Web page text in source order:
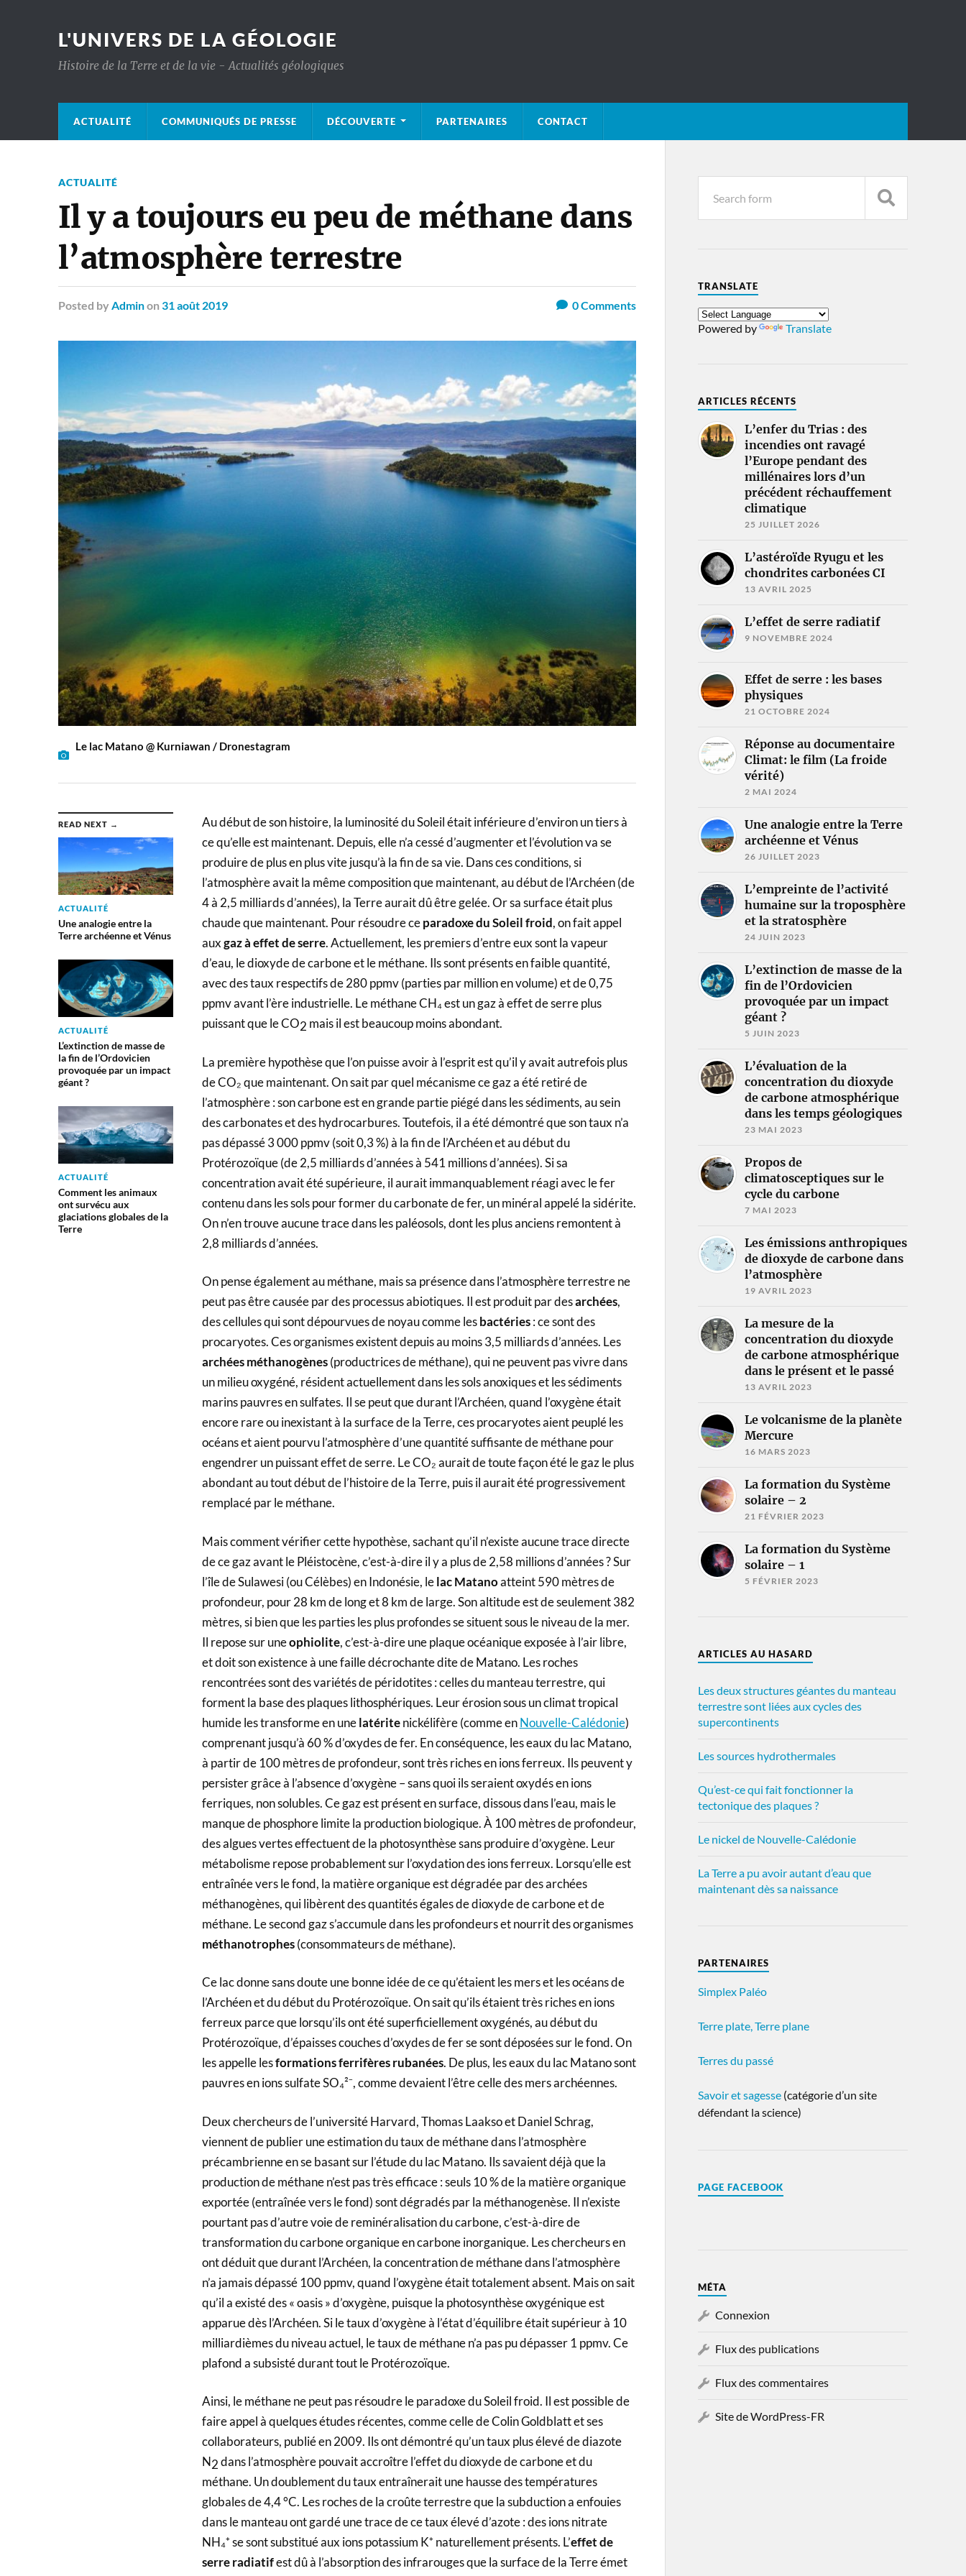
L'UNIVERS DE LA GÉOLOGIE
Histoire de la Terre et de la vie - Actualités géologiques
ACTUALITÉ COMMUNIQUÉS DE PRESSE DÉCOUVERTE PARTENAIRES CONTACT
ACTUALITÉ
Il y a toujours eu peu de méthane dans
l’atmosphère terrestre
Posted by Adminon 31 août 2019 0Comments
Le lac Matano @ Kurniawan / Dronestagram
READ NEXT →
ACTUALITÉ
Une analogie entre la
Terre archéenne et Vénus
ACTUALITÉ
L’extinction de masse de
la fin de l’Ordovicien
provoquée par un impact
géant ?
ACTUALITÉ
Comment les animaux
ont survécu aux
glaciations globales de la
Terre
Au début de son histoire, la luminosité du Soleil était inférieure d’environ un tiers à
ce qu’elle est maintenant. Depuis, elle n’a cessé d’augmenter et l’évolution va se
produire de plus en plus vite jusqu’à la fin de sa vie. Dans ces conditions, si
l’atmosphère avait la même composition que maintenant, au début de l’Archéen (de
4 à 2,5 milliards d’années), la Terre aurait dû être gelée. Or sa surface était plus
chaude que maintenant. Pour résoudre ceparadoxe du Soleil froid, on fait appel
auxgaz à effet de serre. Actuellement, les premiers d’entre eux sont la vapeur
d’eau, le dioxyde de carbone et le méthane. Ils sont présents en faible quantité,
avec des taux respectifs de 280 ppmv (parties par million en volume) et de 0,75
ppmv avant l’ère industrielle. Le méthane CH₄ est un gaz à effet de serre plus
puissant que le CO2 mais il est beaucoup moins abondant.
La première hypothèse que l’on puisse avoir à l’esprit est qu’il y avait autrefois plus
de CO₂ que maintenant. On sait par quel mécanisme ce gaz a été retiré de
l’atmosphère : son carbone est en grande partie piégé dans les sédiments, au sein
des carbonates et des hydrocarbures. Toutefois, il a été démontré que son taux n’a
pas dépassé 3 000 ppmv (soit 0,3 %) à la fin de l’Archéen et au début du
Protérozoïque (de 2,5 milliards d’années à 541 millions d’années). Si sa
concentration avait été supérieure, il aurait immanquablement réagi avec le fer
contenu dans les sols pour former du carbonate de fer, un minéral appelé la sidérite.
On n’en trouve aucune trace dans les paléosols, dont les plus anciens remontent à
2,8 milliards d’années.
On pense également au méthane, mais sa présence dans l’atmosphère terrestre ne
peut pas être causée par des processus abiotiques. Il est produit par desarchées,
des cellules qui sont dépourvues de noyau comme lesbactéries: ce sont des
procaryotes. Ces organismes existent depuis au moins 3,5 milliards d’années. Les
archées méthanogènes(productrices de méthane), qui ne peuvent pas vivre dans
un milieu oxygéné, résident actuellement dans les sols anoxiques et les sédiments
marins pauvres en sulfates. Il se peut que durant l’Archéen, quand l’oxygène était
encore rare ou inexistant à la surface de la Terre, ces procaryotes aient peuplé les
océans et aient pourvu l’atmosphère d’une quantité suffisante de méthane pour
engendrer un puissant effet de serre. Le CO₂ aurait de toute façon été le gaz le plus
abondant au tout début de l’histoire de la Terre, puis il aurait été progressivement
remplacé par le méthane.
Mais comment vérifier cette hypothèse, sachant qu’il n’existe aucune trace directe
de ce gaz avant le Pléistocène, c’est-à-dire il y a plus de 2,58 millions d’années ? Sur
l’île de Sulawesi (ou Célèbes) en Indonésie, lelac Matanoatteint 590 mètres de
profondeur, pour 28 km de long et 8 km de large. Son altitude est de seulement 382
mètres, si bien que les parties les plus profondes se situent sous le niveau de la mer.
Il repose sur uneophiolite, c’est-à-dire une plaque océanique exposée à l’air libre,
et doit son existence à une faille décrochante dite de Matano. Les roches
rencontrées sont des variétés de péridotites : celles du manteau terrestre, qui
forment la base des plaques lithosphériques. Leur érosion sous un climat tropical
humide les transforme en unelatéritenickélifère (comme enNouvelle-Calédonie)
comprenant jusqu’à 60 % d’oxydes de fer. En conséquence, les eaux du lac Matano,
à partir de 100 mètres de profondeur, sont très riches en ions ferreux. Ils peuvent y
persister grâce à l’absence d’oxygène – sans quoi ils seraient oxydés en ions
ferriques, non solubles. Ce gaz est présent en surface, dissous dans l’eau, mais le
manque de phosphore limite la production biologique. À 100 mètres de profondeur,
des algues vertes effectuent de la photosynthèse sans produire d’oxygène. Leur
métabolisme repose probablement sur l’oxydation des ions ferreux. Lorsqu’elle est
entraînée vers le fond, la matière organique est dégradée par des archées
méthanogènes, qui libèrent des quantités égales de dioxyde de carbone et de
méthane. Le second gaz s’accumule dans les profondeurs et nourrit des organismes
méthanotrophes(consommateurs de méthane).
Ce lac donne sans doute une bonne idée de ce qu’étaient les mers et les océans de
l’Archéen et du début du Protérozoïque. On sait qu’ils étaient très riches en ions
ferreux parce que lorsqu’ils ont été superficiellement oxygénés, au début du
Protérozoïque, d’épaisses couches d’oxydes de fer se sont déposées sur le fond. On
les appelle lesformations ferrifères rubanées. De plus, les eaux du lac Matano sont
pauvres en ions sulfate SO₄²⁻, comme devaient l’être celle des mers archéennes.
Deux chercheurs de l’université Harvard, Thomas Laakso et Daniel Schrag,
viennent de publier une estimation du taux de méthane dans l’atmosphère
précambrienne en se basant sur l’étude du lac Matano. Ils savaient déjà que la
production de méthane n’est pas très efficace : seuls 10 % de la matière organique
exportée (entraînée vers le fond) sont dégradés par la méthanogenèse. Il n’existe
pourtant pas d’autre voie de reminéralisation du carbone, c’est-à-dire de
transformation du carbone organique en carbone inorganique. Les chercheurs en
ont déduit que durant l’Archéen, la concentration de méthane dans l’atmosphère
n’a jamais dépassé 100 ppmv, quand l’oxygène était totalement absent. Mais on sait
qu’il a existé des « oasis » d’oxygène, puisque la photosynthèse oxygénique est
apparue dès l’Archéen. Si le taux d’oxygène à l’état d’équilibre était supérieur à 10
milliardièmes du niveau actuel, le taux de méthane n’a pas pu dépasser 1 ppmv. Ce
plafond a subsisté durant tout le Protérozoïque.
Ainsi, le méthane ne peut pas résoudre le paradoxe du Soleil froid. Il est possible de
faire appel à quelques études récentes, comme celle de Colin Goldblatt et ses
collaborateurs, publié en 2009. Ils ont démontré qu’un taux plus élevé de diazote
N2dans l’atmosphère pouvait accroître l’effet du dioxyde de carbone et du
méthane. Un doublement du taux entraînerait une hausse des températures
globales de 4,4 °C. Les roches de la croûte terrestre que la subduction a enfouies
dans le manteau ont gardé une trace de ce taux élevé d’azote : des ions nitrate
NH₄⁺ se sont substitué aux ions potassium K⁺ naturellement présents. L’effet de
serre radiatifest dû à l’absorption des infrarouges que la surface de la Terre émet
TRANSLATE
Powered by Translate
ARTICLES RÉCENTS
L’enfer du Trias : des
incendies ont ravagé
l’Europe pendant des
millénaires lors d’un
précédent réchauffement
climatique
25 JUILLET 2026
L’astéroïde Ryugu et les
chondrites carbonées CI
13 AVRIL 2025
L’effet de serre radiatif
9 NOVEMBRE 2024
Effet de serre : les bases
physiques
21 OCTOBRE 2024
Réponse au documentaire
Climat: le film (La froide
vérité)
2 MAI 2024
Une analogie entre la Terre
archéenne et Vénus
26 JUILLET 2023
L’empreinte de l’activité
humaine sur la troposphère
et la stratosphère
24 JUIN 2023
L’extinction de masse de la
fin de l’Ordovicien
provoquée par un impact
géant ?
5 JUIN 2023
L’évaluation de la
concentration du dioxyde
de carbone atmosphérique
dans les temps géologiques
23 MAI 2023
Propos de
climatosceptiques sur le
cycle du carbone
7 MAI 2023
Les émissions anthropiques
de dioxyde de carbone dans
l’atmosphère
19 AVRIL 2023
La mesure de la
concentration du dioxyde
de carbone atmosphérique
dans le présent et le passé
13 AVRIL 2023
Le volcanisme de la planète
Mercure
16 MARS 2023
La formation du Système
solaire – 2
21 FÉVRIER 2023
La formation du Système
solaire – 1
5 FÉVRIER 2023
ARTICLES AU HASARD
Les deux structures géantes du manteau
terrestre sont liées aux cycles des
supercontinents
Les sources hydrothermales
Qu’est-ce qui fait fonctionner la
tectonique des plaques ?
Le nickel de Nouvelle-Calédonie
La Terre a pu avoir autant d’eau que
maintenant dès sa naissance
PARTENAIRES
Simplex Paléo
Terre plate, Terre plane
Terres du passé
Savoir et sagesse(catégorie d’un site
défendant la science)
PAGE FACEBOOK
MÉTA
Connexion
Flux des publications
Flux des commentaires
Site de WordPress-FR